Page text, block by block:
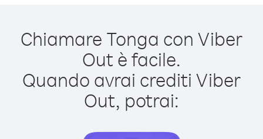
Chiamare Tonga con Viber
Out è facile.
Quando avrai crediti Viber
Out, potrai: